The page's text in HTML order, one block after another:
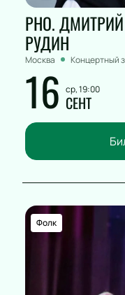
РНО.
РУДИН
Москва Концертный
16 ср, 19:00
СЕНТ
Фолк